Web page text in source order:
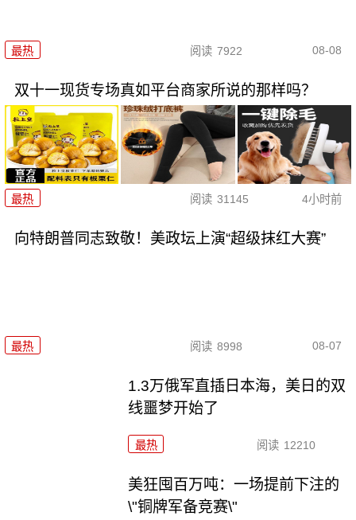
最热 阅读 7922 08-08
双十一现货专场真如平台商家所说的那样吗？
最热 阅读 31145 4小时前
向特朗普同志致敬！美政坛上演“超级抹红大赛”
最热 阅读 8998 08-07
1.3万俄军直插日本海，美日的双
线噩梦开始了
最热 阅读 12210
美狂囤百万吨：一场提前下注的
\"铜牌军备竞赛\"